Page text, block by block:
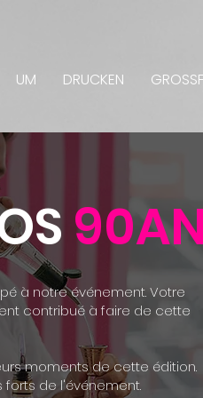
UM DRUCKEN
à notre événement. Votre
contribué à faire de cette
moments de cette édition.
de l'événement.